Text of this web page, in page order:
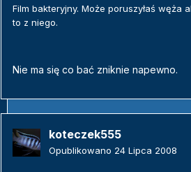
Film bakteryjny. Może poruszyłaś węża
to z niego.
Nie ma się co bać zniknie napewno.
koteczek555
Opublikowano 24 Lipca 2008